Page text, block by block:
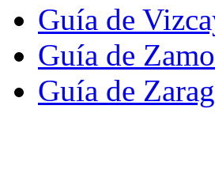
Guía de
Guía de
Guía de